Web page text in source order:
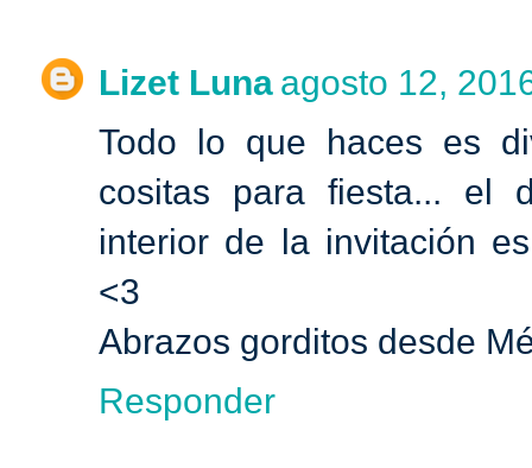
Lizet Luna agosto 12,
Todo lo que haces es
cositas para fiesta... el
interior de la invitación
<3
Abrazos gorditos desde
Responder